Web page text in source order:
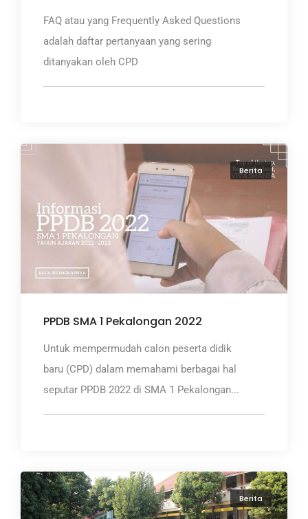
FAQ atau yang Frequently Asked Questions
adalah daftar pertanyaan yang sering
ditanyakan oleh CPD
Berita
PPDB SMA 1 Pekalongan 2022
Untuk mempermudah calon peserta didik
baru (CPD) dalam memahami berbagai hal
seputar PPDB 2022 di SMA 1 Pekalongan...
Berita